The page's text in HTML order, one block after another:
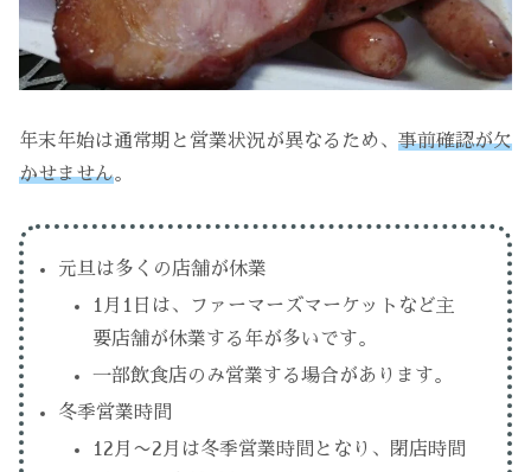
年末年始は通常期と営業状況が異なるため、 事前確認が欠
かせません。
元旦は多くの店舗が休業
1月1日は、ファーマーズマーケットなど主
要店舗が休業する年が多いです。
一部飲食店のみ営業する場合があります。
冬季営業時間
12月〜2月は冬季営業時間となり、閉店時間